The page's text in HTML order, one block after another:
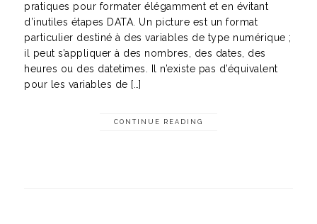
pratiques pour formater élégamment et en évitant
d’inutiles étapes DATA. Un picture est un format
particulier destiné à des variables de type numérique ;
il peut s’appliquer à des nombres, des dates, des
heures ou des datetimes. Il n’existe pas d’équivalent
pour les variables de […]
CONTINUE READING